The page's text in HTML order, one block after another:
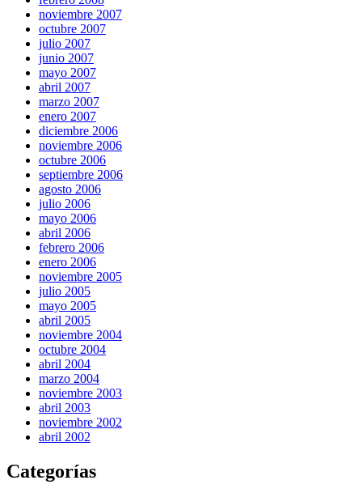
noviembre 2007
octubre 2007
julio 2007
junio 2007
mayo 2007
abril 2007
marzo 2007
enero 2007
diciembre 2006
noviembre 2006
octubre 2006
septiembre 2006
agosto 2006
julio 2006
mayo 2006
abril 2006
febrero 2006
enero 2006
noviembre 2005
julio 2005
mayo 2005
abril 2005
noviembre 2004
octubre 2004
abril 2004
marzo 2004
noviembre 2003
abril 2003
noviembre 2002
abril 2002
Categorías